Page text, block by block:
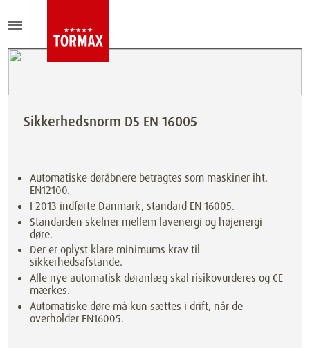
Sikkerhedsnorm DS EN 16005
Automatiske døråbnere betragtes som maskiner iht.
EN12100.
I 2013 indførte Danmark, standard EN 16005.
Standarden skelner mellem lavenergi og højenergi
døre.
Der er oplyst klare minimums krav til
sikkerhedsafstande.
Alle nye automatisk døranlæg skal risikovurderes og CE
mærkes.
Automatiske døre må kun sættes i drift, når de
overholder EN16005.